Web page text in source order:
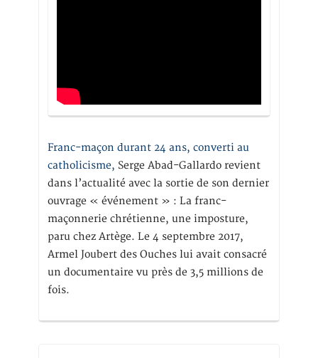
Franc-maçon durant 24 ans, converti au
catholicisme, Serge Abad-Gallardo revient
dans l’actualité avec la sortie de son dernier
ouvrage « événement » : La franc-
maçonnerie chrétienne, une imposture,
paru chez Artège. Le 4 septembre 2017,
Armel Joubert des Ouches lui avait consacré
un documentaire vu près de 3,5 millions de
fois.